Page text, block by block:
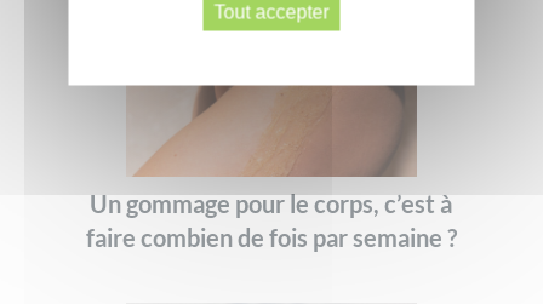
Un gommage pour le corps, c’est à
faire combien de fois par semaine ?
Tout accepter